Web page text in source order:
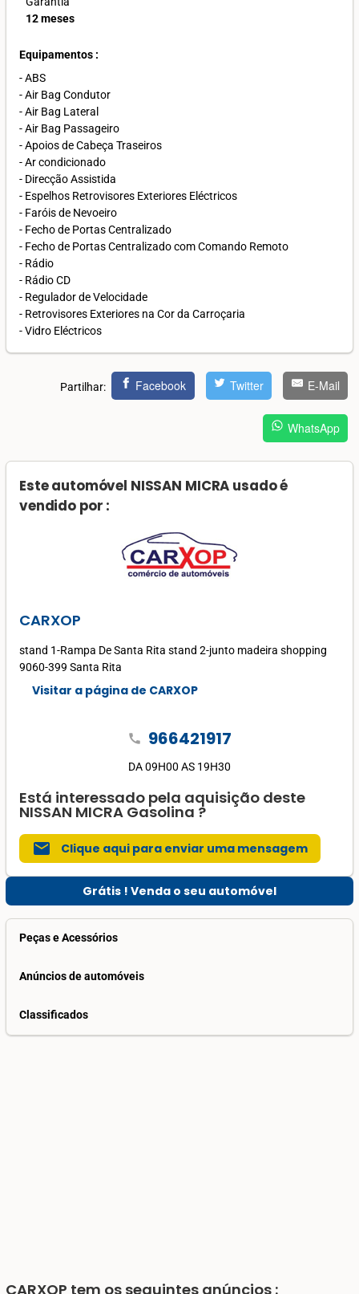
12 meses
Equipamentos :
- ABS
- Air Bag Condutor
- Air Bag Lateral
- Air Bag Passageiro
- Apoios de Cabeça Traseiros
- Ar condicionado
- Direcção Assistida
- Espelhos Retrovisores Exteriores Eléctricos
- Faróis de Nevoeiro
- Fecho de Portas Centralizado
- Fecho de Portas Centralizado com Comando Remoto
- Rádio
- Rádio CD
- Regulador de Velocidade
- Retrovisores Exteriores na Cor da Carroçaria
- Vidro Eléctricos
Partilhar: Facebook Twitter E-Mail
WhatsApp
Este automóvel NISSAN MICRA usado é
vendido por :
CARXOP
stand 1-Rampa De Santa Rita stand 2-junto madeira shopping
9060-399 Santa Rita
Visitar a página de CARXOP
call 966421917
DA 09H00 AS 19H30
Está interessado pela aquisição deste
NISSAN MICRA Gasolina ?
mail Clique aqui para enviar uma mensagem
Grátis ! Venda o seu automóvel
Peças e Acessórios
Anúncios de automóveis
Classificados
CARXOP tem os seguintes anúncios :